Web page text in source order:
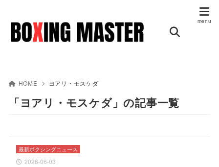
HOME ヨアリ・モスケダ
「ヨアリ・モスケダ」の記事一覧
最新ボクシングニュース
2026-06-03